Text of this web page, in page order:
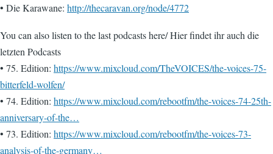
• Die Karawane: http://thecaravan.org/node/4772
You can also listen to the last podcasts here/ Hier findet ihr auch die
letzten Podcasts
• 75. Edition: https://www.mixcloud.com/TheVOICES/the-voices-75-
bitterfeld-wolfen/
• 74. Edition: https://www.mixcloud.com/rebootfm/the-voices-74-25th-
anniversary-of-the…
• 73. Edition: https://www.mixcloud.com/rebootfm/the-voices-73-
analysis-of-the-germany…